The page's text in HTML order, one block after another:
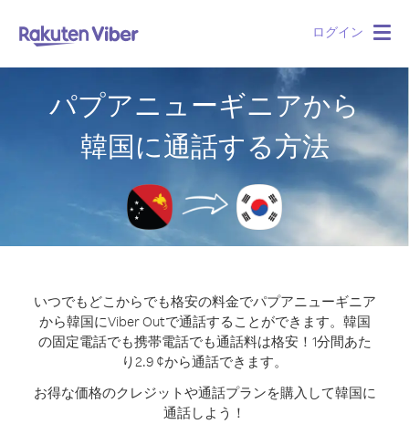
ログイン
パプアニューギニアから
韓国に通話する方法
いつでもどこからでも格安の料金でパプアニューギニア
から韓国にViber Outで通話することができます。 韓国
の固定電話でも携帯電話でも通話料は格安！1分間あた
り2.9 ¢から通話できます。
お得な価格のクレジットや通話プランを購入して韓国に
通話しよう！